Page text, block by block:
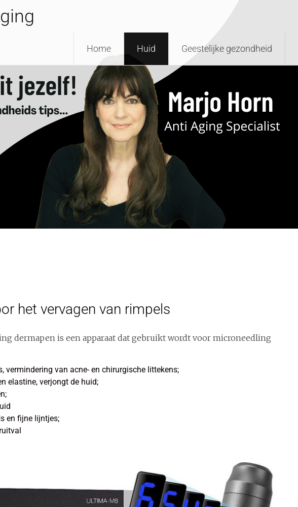
Home Huid Geestelijke gezondheid
het vervagen van rimpels
dermapen is een apparaat dat gebruikt wordt voor microneedling
vermindering van acne- en chirurgische littekens;
elastine, verjongt de huid;
en fijne lijntjes;